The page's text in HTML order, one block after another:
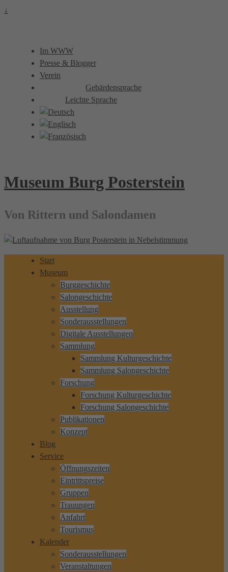
↓
Im WWW
Presse & Blogger
Verein
Gebärdensprache
Leichte Sprache
Museum Burg Posterstein
Von Rittern und Salondamen
Start
Museum
Burggeschichte
Salongeschichte
Ausstellung
Sonderausstellungen
Digitale Ausstellungen
Sammlung
Sammlung Kulturgeschichte
Sammlung Salongeschichte
Forschung
Forschung Kulturgeschichte
Forschung Salongeschichte
Publikationen
Konzept
Blog
Service
Öffnungszeiten
Eintrittspreise
Gruppen
Trauungen
Anfahrt
Tourismus
Kalender
Sonderausstellungen
Veranstaltungen